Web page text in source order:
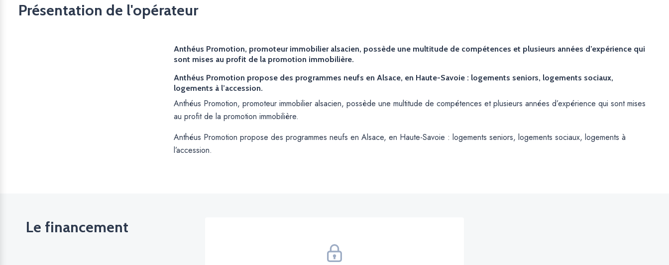
Présentation de l'opérateur
Anthéus Promotion, promoteur immobilier alsacien, possède une multitude de compétences et plusieurs années d’expérience qui
sont mises au profit de la promotion immobilière.
Anthéus Promotion propose des programmes neufs en Alsace, en Haute-Savoie : logements seniors, logements sociaux,
logements à l’accession.
Anthéus Promotion, promoteur immobilier alsacien, possède une multitude de compétences et plusieurs années d’expérience qui sont mises
au profit de la promotion immobilière.
Anthéus Promotion propose des programmes neufs en Alsace, en Haute-Savoie : logements seniors, logements sociaux, logements à
l’accession.
Le financement